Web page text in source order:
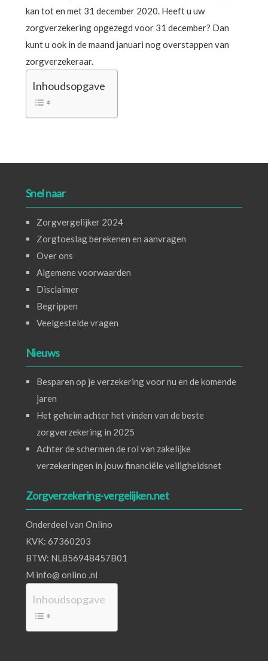
kan tot en met 31 december 2020. Heeft u uw
zorgverzekering opgezegd voor 31 december? Dan
kunt u ook in de maand januari nog overstappen van
zorgverzekeraar.
Inhoudsopgave
Snel naar
Zorgvergelijker 2024
Zorgtoeslag berekenen en aanvragen
Over ons
Algemene voorwaarden
Disclaimer
Begrippen
Veelgestelde vragen
Nieuws
Besparen op je verzekering voor nu en de komende
jaren
Het geheim achter het vinden van de beste
zorgverzekering in 2025
Achter de schermen de rol van zakelijke
verzekeringen in jouw financiële veiligheidsnet
Zorgverzekering-vergelijken.net
Onderdeel van Onlino
KVK: 67360203
BTW: NL856948457B01
M info@ onlino .nl
Inhoudsopgave